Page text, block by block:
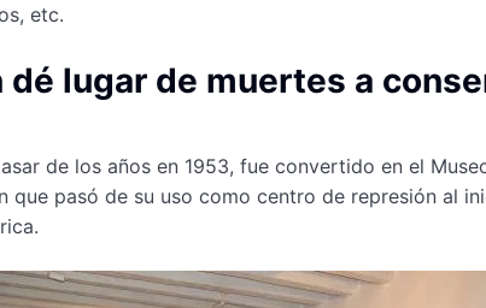
etc.
dé lugar de muertes a
de los años en 1953, fue convertido en el
que pasó de su uso como centro de represión al